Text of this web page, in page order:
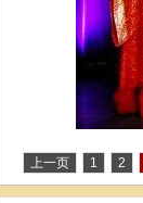
上一页 1 2